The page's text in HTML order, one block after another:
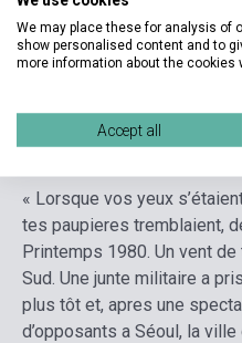
Formátum
Nyelv
Részletes leírás
« Lorsque vos yeux
tes paupieres tremblaient,
Printemps 1980. Un vent
Sud. Une junte militaire a
plus tôt et, apres une
d’opposants a Séoul, la
We may place these for analysis of
show personalised content and to
more information about the cookies
Accept all